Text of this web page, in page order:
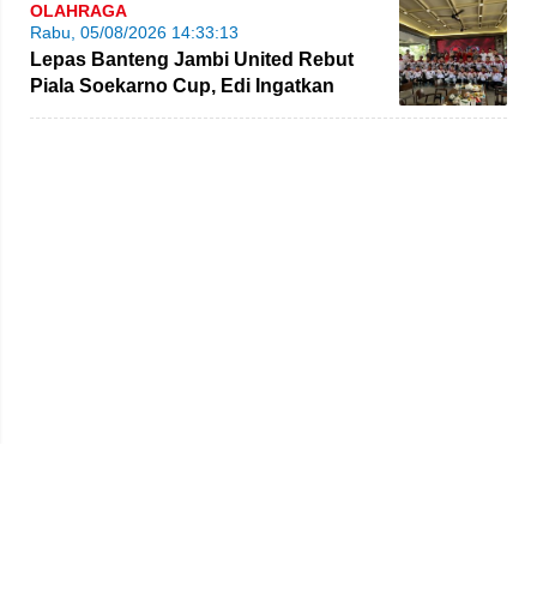
OLAHRAGA
Rabu, 05/08/2026 14:33:13
Lepas Banteng Jambi United Rebut
Piala Soekarno Cup, Edi Ingatkan